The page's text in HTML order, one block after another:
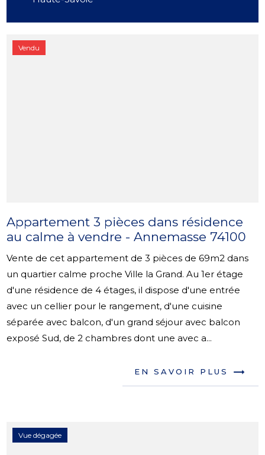
Vendu
Appartement 3 pièces dans résidence
au calme à vendre - Annemasse 74100
Vente de cet appartement de 3 pièces de 69m2 dans
un quartier calme proche Ville la Grand. Au 1er étage
d'une résidence de 4 étages, il dispose d'une entrée
avec un cellier pour le rangement, d'une cuisine
séparée avec balcon, d'un grand séjour avec balcon
exposé Sud, de 2 chambres dont une avec a...
EN SAVOIR PLUS
Vue dégagée